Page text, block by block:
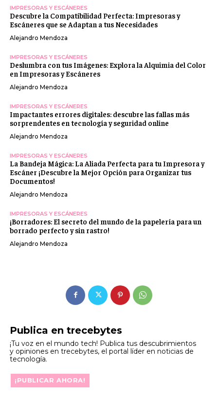
Publica en trecebytes
¡Tu voz en el mundo tech! Publica tus descubrimientos
y opiniones en trecebytes, el portal líder en noticias de
tecnología.
¡PUBLICAR AHORA!
IMPRESORAS Y ESCÁNERES
Descubre la Compatibilidad Perfecta: Impresoras y
Escáneres que se Adaptan a tus Necesidades
Alejandro Mendoza
IMPRESORAS Y ESCÁNERES
Deslumbra con tus Imágenes: Explora la Alquimia del Color
en Impresoras y Escáneres
Alejandro Mendoza
IMPRESORAS Y ESCÁNERES
Impactantes errores digitales: descubre las fallas más
sorprendentes en tecnología y seguridad online
Alejandro Mendoza
IMPRESORAS Y ESCÁNERES
La Bandeja Mágica: La Aliada Perfecta para tu Impresora y
Escáner ¡Descubre la Mejor Opción para Organizar tus
Documentos!
Alejandro Mendoza
IMPRESORAS Y ESCÁNERES
¡Borradores: El secreto del mundo de la papelería para un
borrado perfecto y sin rastro!
Alejandro Mendoza